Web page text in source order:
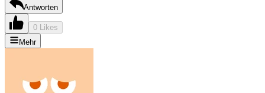
Antworten
0 Likes
Mehr